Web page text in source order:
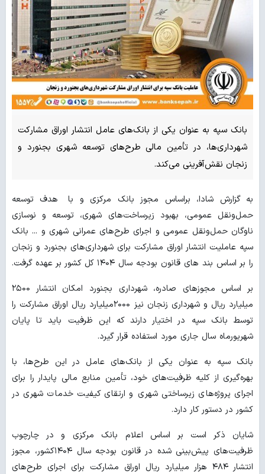
بانک سپه به عنوان یکی از بانک‌های عامل انتشار اوراق مشارکت
شهرداری‌ها، در تأمین مالی طرح‌های توسعه شهری بجنورد و
زنجان نقش‌آفرینی می‌کند.
به گزارش شادا، براساس مجوز بانک مرکزی و با هدف توسعه
حمل‌ونقل عمومی، بهبود زیرساخت‌های شهری، توسعه و نوسازی
ناوگان حمل‌ونقل عمومی و اجرای طرح‌های عمرانی شهری و ... بانک
سپه عاملیت انتشار اوراق مشارکت برای شهرداری‌های بجنورد و زنجان
را بر اساس بند های قانون بودجه سال ۱۴۰۴ کل کشور بر عهده گرفت.
بر اساس مجوزهای صادره، شهرداری بجنورد امکان انتشار ۲۵۰۰
میلیارد ریال و شهرداری زنجان نیز ۲۰۰۰میلیارد ریال اوراق مشارکت را
توسط بانک سپه در اختیار دارند که این ظرفیت باید تا پایان
شهریورماه سال جاری مورد استفاده قرار گیرد.
بانک سپه به عنوان یکی از بانک‌های عامل در این طرح‌ها، با
بهره‌گیری از کلیه ظرفیت‌های خود، تأمین منابع مالی پایدار را برای
اجرای پروژه‌های زیرساختی شهری و ارتقای کیفیت خدمات شهری در
کشور در دستور کار دارد.
شایان ذکر است بر اساس اعلام بانک مرکزی و در چارچوب
ظرفیت‌های پیش‌بینی شده در قانون بودجه سال ۱۴۰۴کشور، مجوز
انتشار ۴۸۴ هزار میلیارد ریال اوراق مشارکت برای اجرای طرح‌های